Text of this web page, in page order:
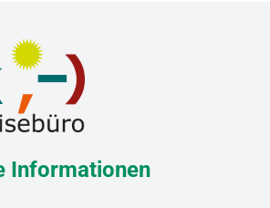
Informationen